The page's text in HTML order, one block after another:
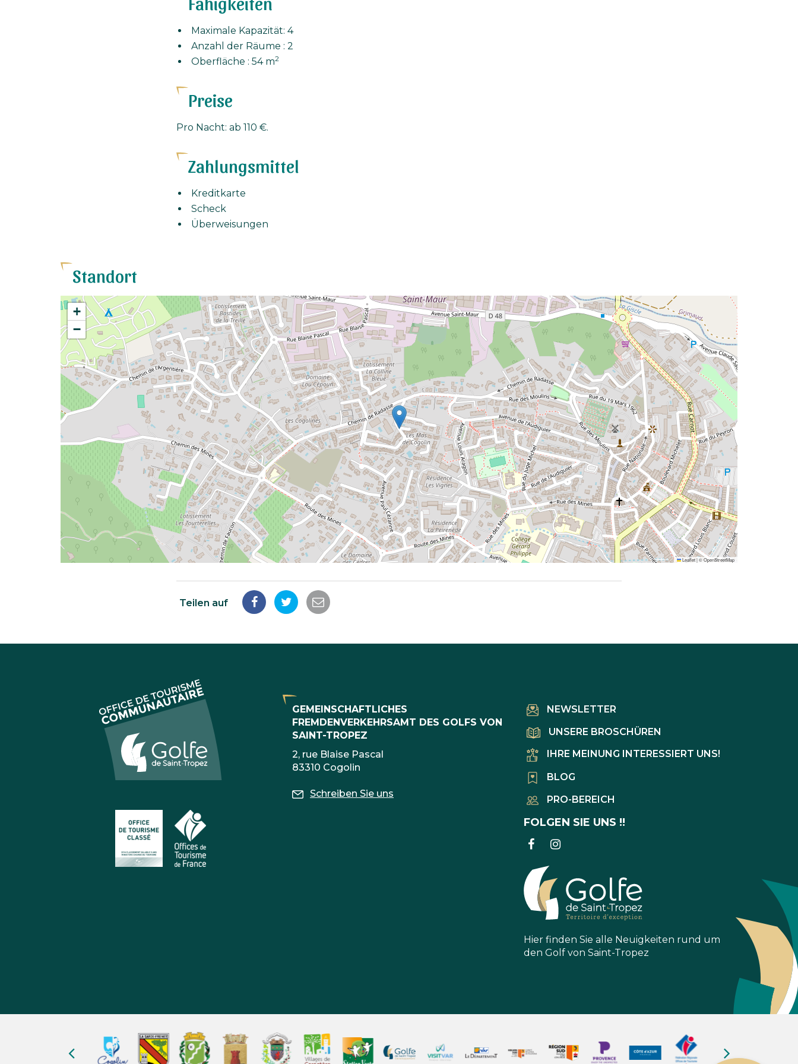
Maximale Kapazität: 4
Anzahl der Räume : 2
Oberfläche : 54 m2
Preise
Pro Nacht: ab 110 €.
Zahlungsmittel
Kreditkarte
Scheck
Überweisungen
Standort
+
−
Leaflet|©OpenStreetMap
Teilen auf
Auf
teilen
Auf
teilen
Per
Mail
GEMEINSCHAFTLICHES
FREMDENVERKEHRSAMT DES GOLFS VON
SAINT-TROPEZ
2, rue Blaise Pascal
83310 Cogolin
Schreiben Sie uns
NEWSLETTER
UNSERE BROSCHÜREN
IHRE MEINUNG INTERESSIERT UNS!
BLOG
PRO-BEREICH
FOLGEN SIE UNS !!
LINK
FACEBOOK-
KONTO
INSTAGRAM-
KONTO
Hier finden Sie alle Neuigkeiten rund um
den Golf von Saint-Tropez
Unsere